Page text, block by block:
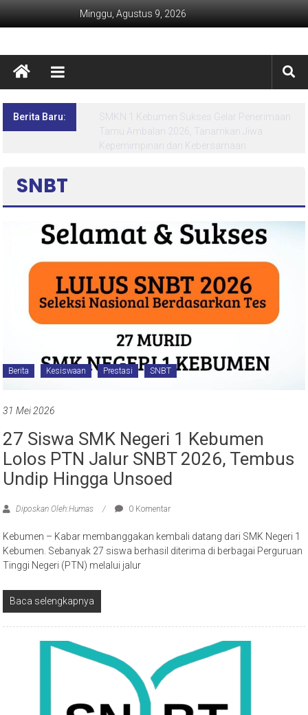
Minggu, Agustus 9, 2026
Berita Baru:
Lima Hari Penuh Inspirasi! MPLS Ramah SMK
Negeri 1 Kebumen Siapkan Generasi Berdaya
dan Berprestasi
SNBT
Berita Kesiswaan Prestasi SNBT
31 Mei 2026
27 Siswa SMK Negeri 1 Kebumen
Lolos PTN Jalur SNBT 2026, Tembus
Undip Hingga Unsoed
Diposkan Oleh:Humas 0 Komentar
Kebumen – Kabar membanggakan kembali datang dari SMK Negeri 1
Kebumen. Sebanyak 27 siswa berhasil diterima di berbagai Perguruan
Tinggi Negeri (PTN) melalui jalur
Baca selengkapnya